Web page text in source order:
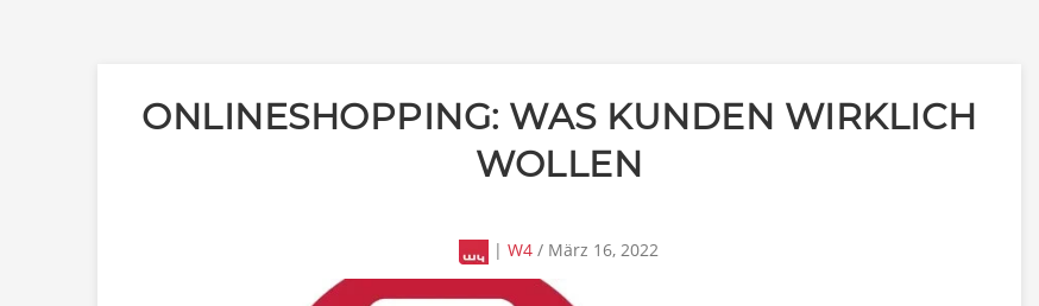
ONLINESHOPPING: WAS KUNDEN WIRKLICH
WOLLEN
|W4 / März 16, 2022